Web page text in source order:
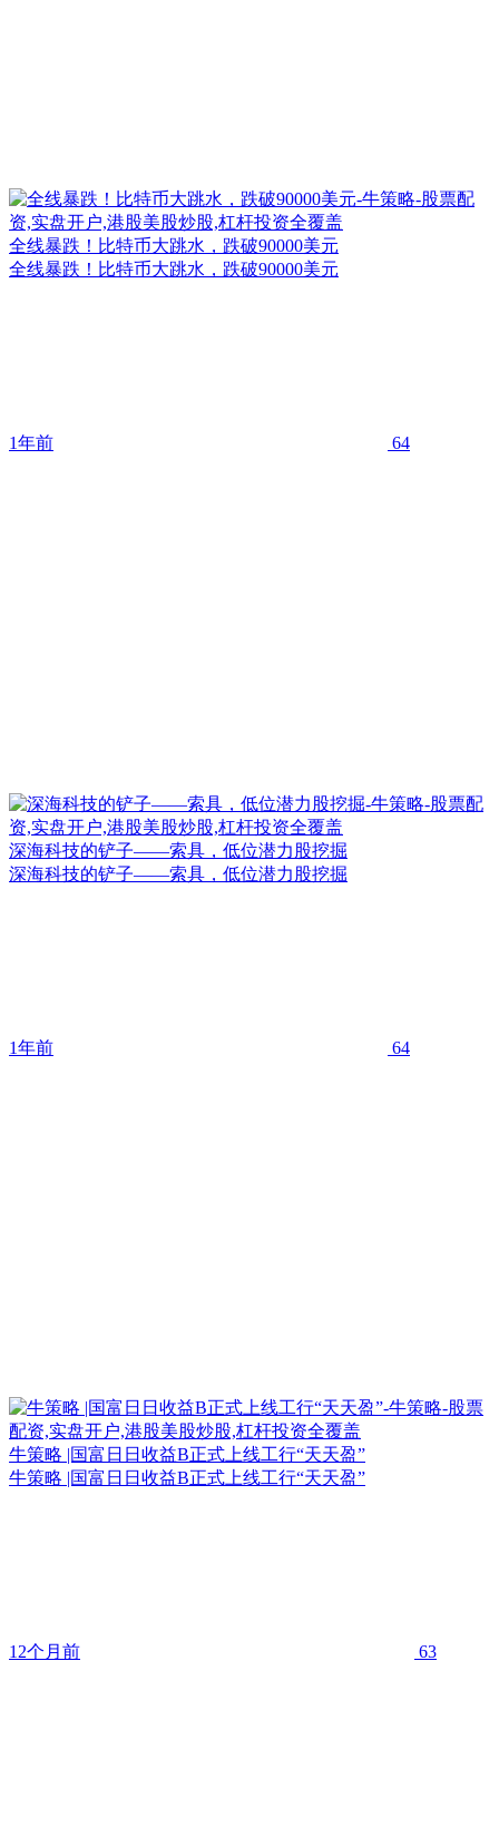
全线暴跌！比特币大跳水，跌破90000美元
全线暴跌！比特币大跳水，跌破90000美元
1年前 64
深海科技的铲子——索具，低位潜力股挖掘
深海科技的铲子——索具，低位潜力股挖掘
1年前 64
牛策略 |国富日日收益B正式上线工行“天天盈”
牛策略 |国富日日收益B正式上线工行“天天盈”
12个月前 63